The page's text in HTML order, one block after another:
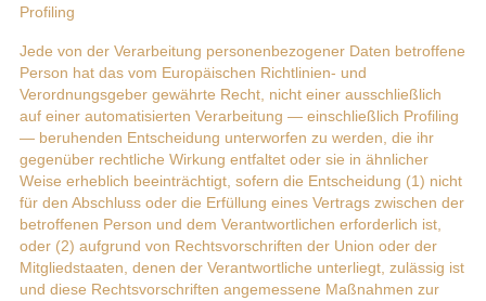
Profiling
Jede von der Verarbeitung personenbezogener Daten betroffene
Person hat das vom Europäischen Richtlinien- und
Verordnungsgeber gewährte Recht, nicht einer ausschließlich
auf einer automatisierten Verarbeitung — einschließlich Profiling
— beruhenden Entscheidung unterworfen zu werden, die ihr
gegenüber rechtliche Wirkung entfaltet oder sie in ähnlicher
Weise erheblich beeinträchtigt, sofern die Entscheidung (1) nicht
für den Abschluss oder die Erfüllung eines Vertrags zwischen der
betroffenen Person und dem Verantwortlichen erforderlich ist,
oder (2) aufgrund von Rechtsvorschriften der Union oder der
Mitgliedstaaten, denen der Verantwortliche unterliegt, zulässig ist
und diese Rechtsvorschriften angemessene Maßnahmen zur